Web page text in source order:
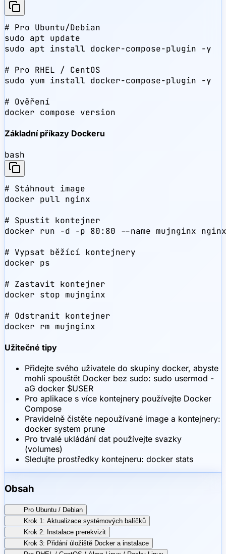
# Pro Ubuntu/Debian
sudo apt update
sudo apt install docker-compose-plugin -y
# Pro RHEL / CentOS
sudo yum install docker-compose-plugin -y
# Ověření
docker compose version
Základní příkazy Dockeru
bash
# Stáhnout image
docker pull nginx
# Spustit kontejner
docker run -d -p 80:80 --name mujnginx nginx
# Vypsat běžící kontejnery
docker ps
# Zastavit kontejner
docker stop mujnginx
# Odstranit kontejner
docker rm mujnginx
Užitečné tipy
Přidejte svého uživatele do skupiny docker, abyste
mohli spouštět Docker bez sudo: sudo usermod -
aG docker $USER
Pro aplikace s více kontejnery používejte Docker
Compose
Pravidelně čistěte nepoužívané image a kontejnery:
docker system prune
Pro trvalé ukládání dat používejte svazky
(volumes)
Sledujte prostředky kontejneru: docker stats
Obsah
Pro Ubuntu / Debian
Krok 1: Aktualizace systémových balíčků
Krok 2: Instalace prerekvizit
Krok 3: Přidání úložiště Docker a instalace